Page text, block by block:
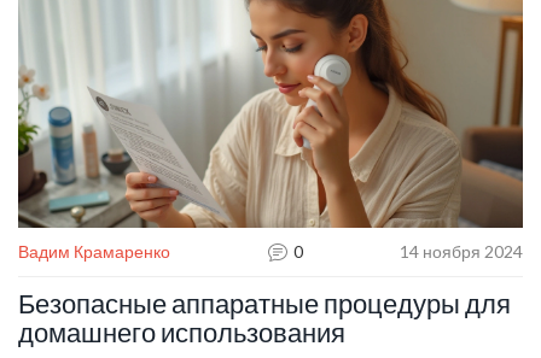
Вадим Крамаренко 0 14 ноября 2024
Безопасные аппаратные процедуры для
домашнего использования